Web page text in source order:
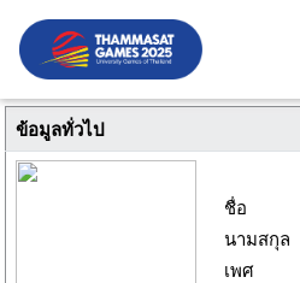
ข้อมูลทั่วไป
ชื่อ
นามสกุล
เพศ